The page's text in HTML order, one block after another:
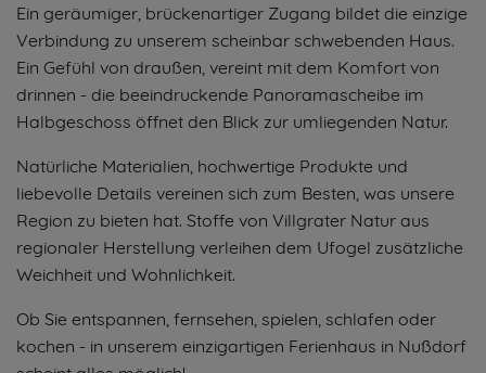
Ein geräumiger, brückenartiger Zugang bildet die einzige
Verbindung zu unserem scheinbar schwebenden Haus.
Ein Gefühl von draußen, vereint mit dem Komfort von
drinnen - die beeindruckende Panoramascheibe im
Halbgeschoss öffnet den Blick zur umliegenden Natur.
Natürliche Materialien, hochwertige Produkte und
liebevolle Details vereinen sich zum Besten, was unsere
Region zu bieten hat. Stoffe von Villgrater Natur aus
regionaler Herstellung verleihen dem Ufogel zusätzliche
Weichheit und Wohnlichkeit.
Ob Sie entspannen, fernsehen, spielen, schlafen oder
kochen - in unserem einzigartigen Ferienhaus in Nußdorf